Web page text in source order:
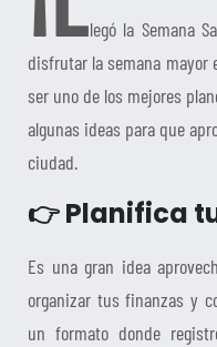
legó la Semana
disfrutar la semana mayor
ser uno de los mejores
algunas ideas para que
ciudad.
👉 Planifica
Es una gran idea
organizar tus finanzas y
un formato donde